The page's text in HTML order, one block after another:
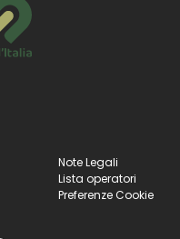
Note Legali
Lista operatori
Preferenze Cookie